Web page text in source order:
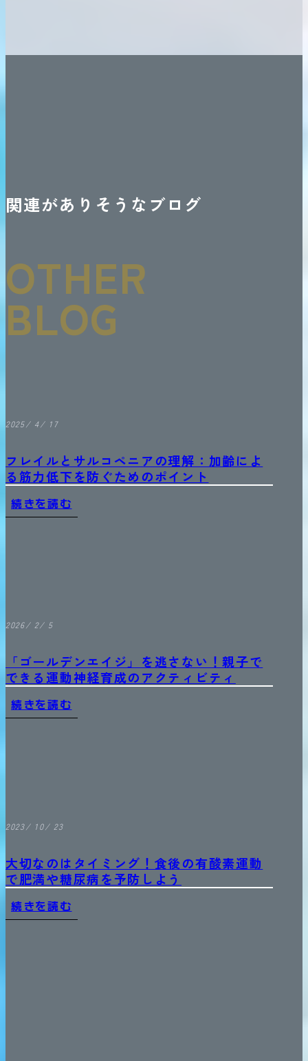
関連がありそうなブログ
OTHER
BLOG
2025/ 4/ 17
フレイルとサルコペニアの理解：加齢によ
る筋力低下を防ぐためのポイント
続きを読む
2026/ 2/ 5
「ゴールデンエイジ」を逃さない！親子で
できる運動神経育成のアクティビティ
続きを読む
2023/ 10/ 23
大切なのはタイミング！食後の有酸素運動
で肥満や糖尿病を予防しよう
続きを読む